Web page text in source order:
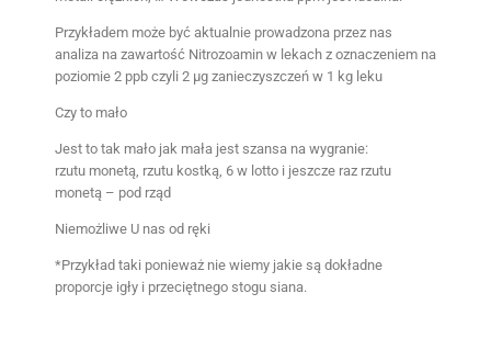
Przykładem może być aktualnie prowadzona przez nas
analiza na zawartość Nitrozoamin w lekach z oznaczeniem na
poziomie 2 ppb czyli 2 µg zanieczyszczeń w 1 kg leku
Czy to mało
Jest to tak mało jak mała jest szansa na wygranie:
rzutu monetą, rzutu kostką, 6 w lotto i jeszcze raz rzutu
monetą – pod rząd
Niemożliwe U nas od ręki
*Przykład taki ponieważ nie wiemy jakie są dokładne
proporcje igły i przeciętnego stogu siana.